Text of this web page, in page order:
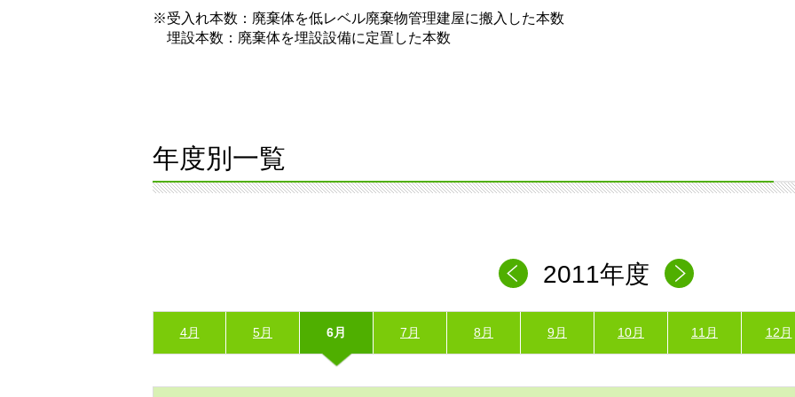
※受入れ本数：廃棄体を低レベル廃棄物管理建屋に搬入した本数
埋設本数：廃棄体を埋設設備に定置した本数
年度別一覧
2011年度
4月 5月 6月 7月 8月 9月 10月 11月 12月